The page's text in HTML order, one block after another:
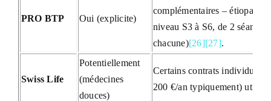
PRO BTP Oui (explicite)
complémentaires –
niveau S3 à S6, de 2
chacune)[26][27].
Swiss Life
Potentiellement
(médecines
douces)
Certains contrats individuels
200 €/an typiquement)